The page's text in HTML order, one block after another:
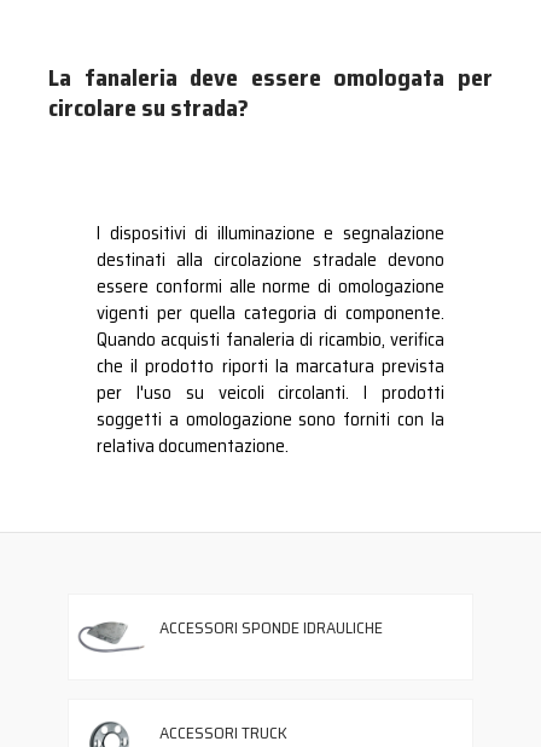
La fanaleria deve essere omologata per
circolare su strada?
I dispositivi di illuminazione e segnalazione
destinati alla circolazione stradale devono
essere conformi alle norme di omologazione
vigenti per quella categoria di componente.
Quando acquisti fanaleria di ricambio, verifica
che il prodotto riporti la marcatura prevista
per l'uso su veicoli circolanti. I prodotti
soggetti a omologazione sono forniti con la
relativa documentazione.
ACCESSORI SPONDE IDRAULICHE
ACCESSORI TRUCK